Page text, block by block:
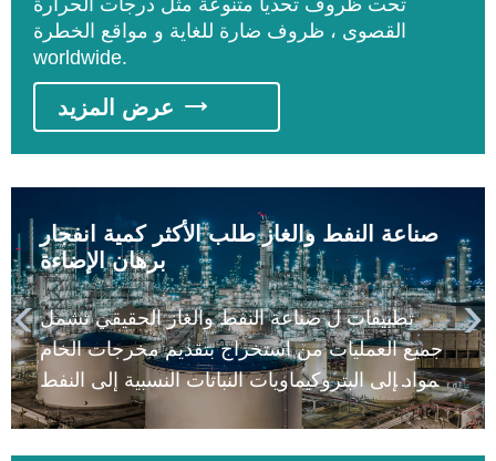
تحت ظروف تحديا متنوعة مثل درجات الحرارة
القصوى ، ظروف ضارة للغاية و مواقع الخطرة
worldwide.
عرض المزيد 
صناعة النفط والغاز طلب الأكثر كمية انفجار
برهان الإضاءة
تطبيقات ل صناعة النفط والغاز الحقيقي تشمل
جميع العمليات من استخراج بتقديم مخرجات الخام
المواد إلى البتروكيماويات النباتات النسبية إلى النفط
الخام ، الوقود الغاز المسال الغاز الطبيعي ، غاز
 